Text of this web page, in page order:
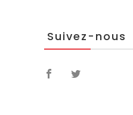
Suivez-nous